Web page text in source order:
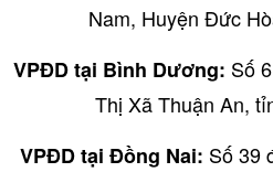
Nam, Huyện Đức
VPĐD tại Bình Dương: Số
Thị Xã Thuận An,
VPĐD tại Đồng Nai: Số 39